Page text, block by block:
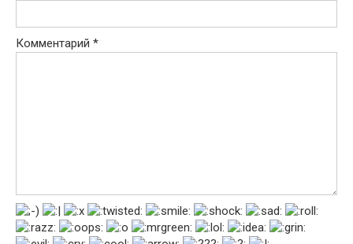
Комментарий *